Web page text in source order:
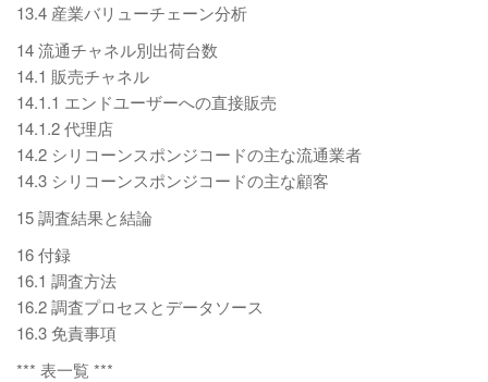
13.4 産業バリューチェーン分析
14 流通チャネル別出荷台数
14.1 販売チャネル
14.1.1 エンドユーザーへの直接販売
14.1.2 代理店
14.2 シリコーンスポンジコードの主な流通業者
14.3 シリコーンスポンジコードの主な顧客
15 調査結果と結論
16 付録
16.1 調査方法
16.2 調査プロセスとデータソース
16.3 免責事項
*** 表一覧 ***